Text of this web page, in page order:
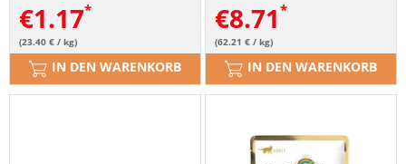
€1.17
(23.40 € / kg)
IN DEN WARENKORB
€8.71
(62.21 € / kg)
IN DEN WARENKORB